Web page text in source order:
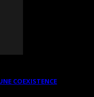
COEXISTENCE